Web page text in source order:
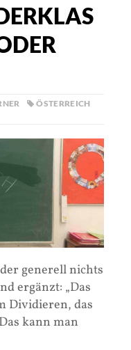
ÖSTERREICH
generell nichts
ergänzt: „Das
Dividieren, das
kann man